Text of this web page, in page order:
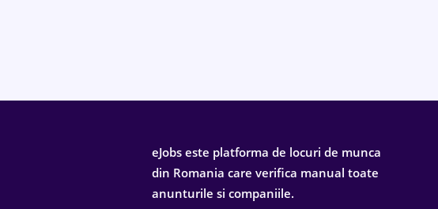
eJobs este platforma de locuri de munca
din Romania care verifica manual toate
anunturile si companiile.